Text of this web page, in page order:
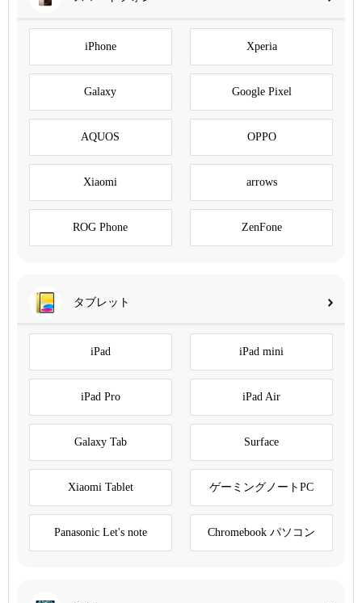
iPhone Xperia
Galaxy Google Pixel
AQUOS OPPO
Xiaomi arrows
ROG Phone ZenFone
タブレット
iPad iPad mini
iPad Pro iPad Air
Galaxy Tab Surface
Xiaomi Tablet ゲーミングノートPC
Panasonic Let's note Chromebook パソコン